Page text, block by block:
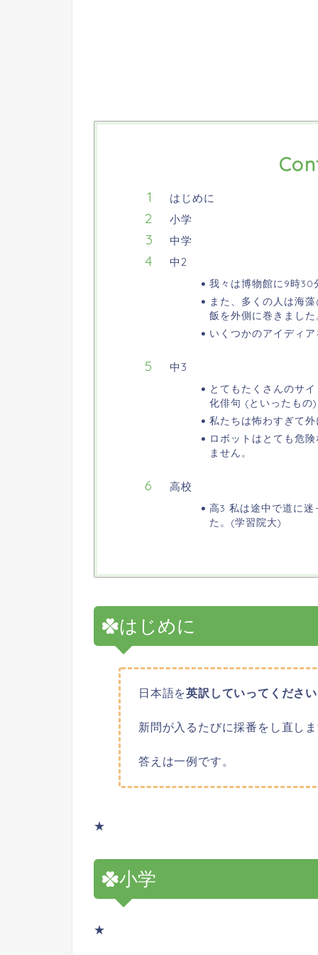
はじめに
小学
中学
中2
我々は博物館に9時30
また、多くの人は海
飯を外側に巻きました
いくつかのアイディ
中3
とてもたくさんのサ
化俳句 (といったもの
私たちは怖わすぎて
ロボットはとても危
ません。
高校
高3 私は途中で道に
た。(学習院大)
はじめに
日本語を英訳していってください
新問が入るたびに採番をし直し
答えは一例です。
★
小学
★